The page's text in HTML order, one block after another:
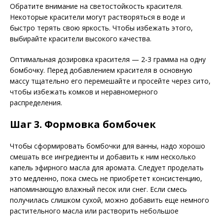
Обратите внимание на светостойкость красителя.
Некоторые красители могут растворяться в воде и
быстро терять свою яркость. Чтобы избежать этого,
выбирайте красители высокого качества.
Оптимальная дозировка красителя — 2-3 грамма на одну
бомбочку. Перед добавлением красителя в основную
массу тщательно его перемешайте и просейте через сито,
чтобы избежать комков и неравномерного
распределения.
Шаг 3. Формовка бомбочек
Чтобы сформировать бомбочки для ванны, надо хорошо
смешать все ингредиенты и добавить к ним несколько
капель эфирного масла для аромата. Следует проделать
это медленно, пока смесь не приобретет консистенцию,
напоминающую влажный песок или снег. Если смесь
получилась слишком сухой, можно добавить еще немного
растительного масла или растворить небольшое